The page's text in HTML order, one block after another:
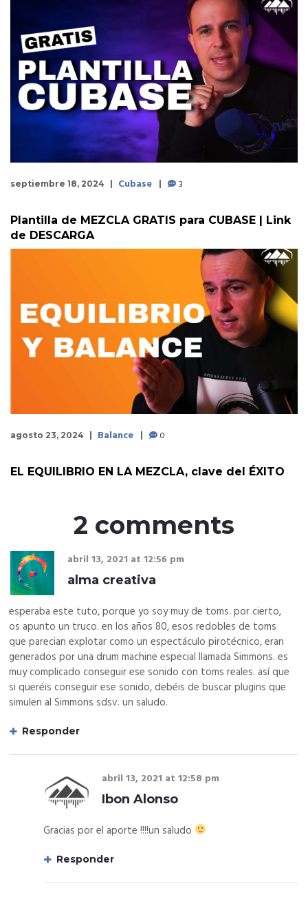
septiembre 18, 2024 Cubase 3
Plantilla de MEZCLA GRATIS para CUBASE | Link
de DESCARGA
agosto 23, 2024 Balance 0
EL EQUILIBRIO EN LA MEZCLA, clave del ÉXITO
2 comments
abril 13, 2021 at 12:56 pm
alma creativa
esperaba este tuto, porque yo soy muy de toms. por cierto,
os apunto un truco. en los años 80, esos redobles de toms
que parecian explotar como un espectáculo pirotécnico, eran
generados por una drum machine especial llamada Simmons. es
muy complicado conseguir ese sonido con toms reales. así que
si queréis conseguir ese sonido, debéis de buscar plugins que
simulen al Simmons sdsv. un saludo.
Responder
abril 13, 2021 at 12:58 pm
Ibon Alonso
Gracias por el aporte !!!!un saludo
Responder